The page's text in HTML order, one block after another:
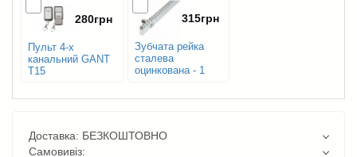
Пульт 4-х
канальний GANT
T15
280грн
Зубчата рейка
сталева
оцинкована - 1
315грн
Доставка: БЕЗКОШТОВНО
Самовивіз: